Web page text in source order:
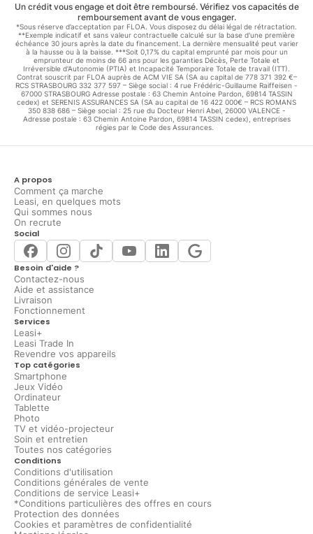
Un crédit vous engage et doit être remboursé. Vérifiez vos capacités de
remboursement avant de vous engager.
*Sous réserve d’acceptation par FLOA. Vous disposez du délai légal de rétractation.
**Exemple indicatif et sans valeur contractuelle calculé sur la base d'une première
échéance 30 jours après la date du financement. La dernière mensualité peut varier
à la hausse ou à la baisse. ***Soit 0,17% du capital emprunté par mois pour un
emprunteur de moins de 66 ans pour les garanties Décès, Perte Totale et
Irréversible d'Autonomie (PTIA) et Incapacité Temporaire Totale de travail (ITT).
Contrat souscrit par FLOA auprès de ACM VIE SA (SA au capital de 778 371 392 €–
RCS STRASBOURG 332 377 597 – Siège social : 4 rue Frédéric-Guillaume Raiffeisen -
67000 STRASBOURG Adresse postale : 63 Chemin Antoine Pardon, 69814 TASSIN
cedex) et SERENIS ASSURANCES SA (SA au capital de 16 422 000€ – RCS ROMANS
350 838 686 – Siège social : 25 rue du Docteur Henri Abel, 26000 VALENCE -
Adresse postale : 63 Chemin Antoine Pardon, 69814 TASSIN cedex), entreprises
régies par le Code des Assurances.
A propos
Comment ça marche
Leasi, en quelques mots
Qui sommes nous
On recrute
Social
Besoin d'aide ?
Contactez-nous
Aide et assistance
Livraison
Fonctionnement
Services
Leasi+
Leasi Trade In
Revendre vos appareils
Top catégories
Smartphone
Jeux Vidéo
Ordinateur
Tablette
Photo
TV et vidéo-projecteur
Soin et entretien
Toutes nos catégories
Conditions
Conditions d'utilisation
Conditions générales de vente
Conditions de service Leasi+
*Conditions particulières des offres en cours
Protection des données
Cookies et paramètres de confidentialité